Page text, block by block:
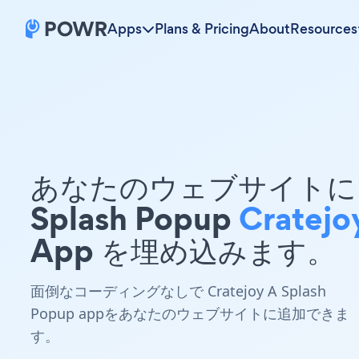
Apps Plans & PricingAboutResources
あなたのウェブサイト
Splash Popup
App を埋め込みます。
面倒なコーディングなしで Cratejoy A Splash
Popup appをあなたのウェブサイトに追加できま
す。